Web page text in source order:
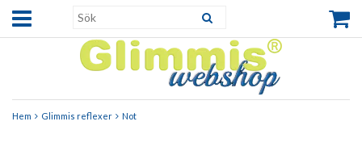
Hem Glimmis reflexer Not